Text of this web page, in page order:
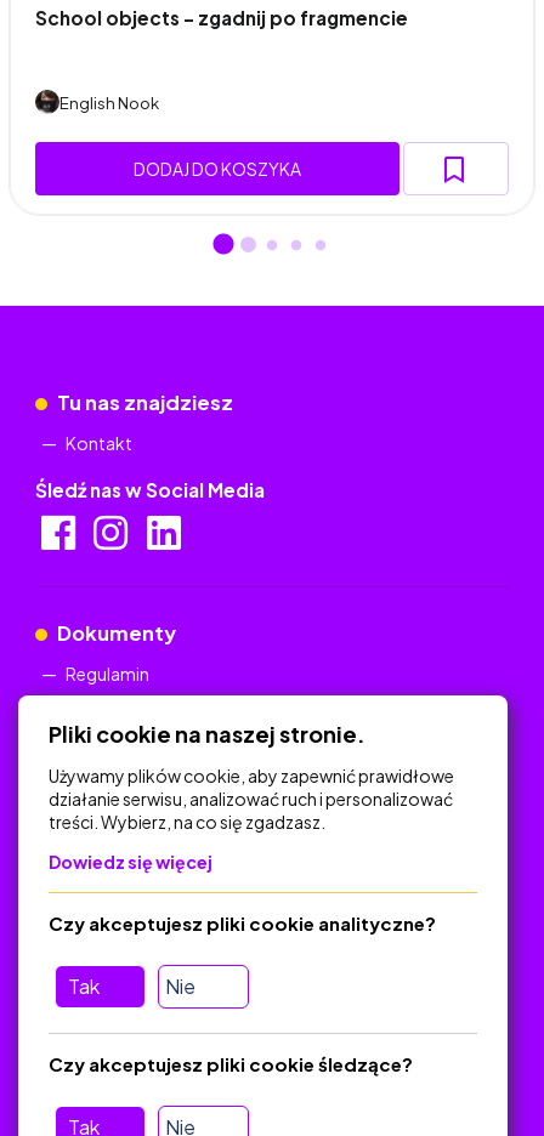
School objects - zgadnij po fragmencie
English Nook
DODAJ DO KOSZYKA
Tu nas znajdziesz
Kontakt
Śledź nas w Social Media
Dokumenty
Regulamin
Na skróty
Polityka Prywatności
Regulamin
O platformie
Baza materiałów dydaktycznych
Jak zostać autorem
FAQ
Pliki cookie na naszej stronie.
Używamy plików cookie, aby zapewnić prawidłowe
działanie serwisu, analizować ruch i personalizować
treści. Wybierz, na co się zgadzasz.
Dowiedz się więcej
Tak Nie
Czy akceptujesz pliki cookie analityczne?
Tak Nie
Czy akceptujesz pliki cookie śledzące?